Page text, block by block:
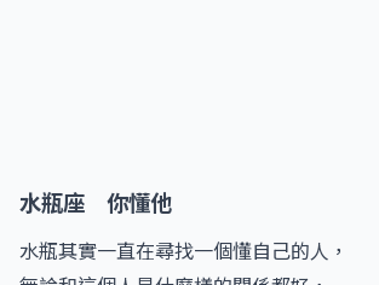
水瓶座 你懂他
水瓶其實一直在尋找一個懂自己的人，